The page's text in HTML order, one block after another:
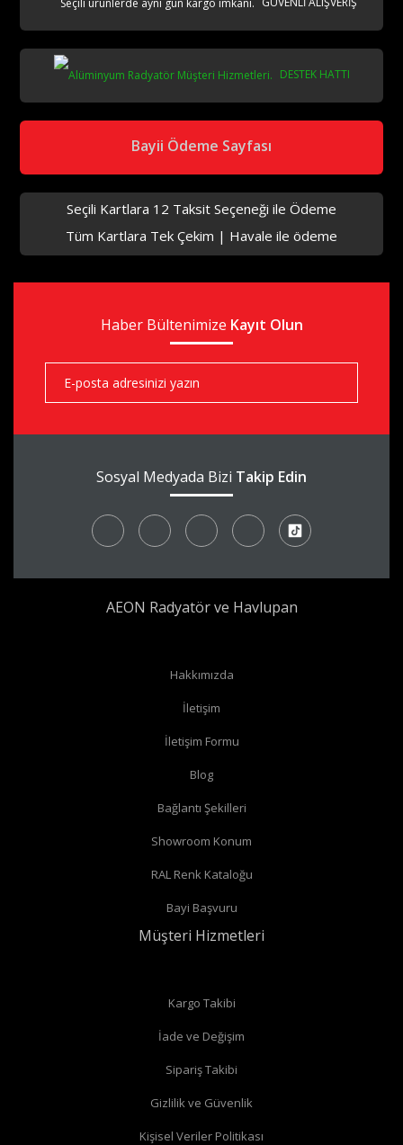
DESTEK HATTI
Bayii Ödeme Sayfası
Seçili Kartlara 12 Taksit Seçeneği ile Ödeme
Tüm Kartlara Tek Çekim | Havale ile ödeme
Haber Bültenimize Kayıt Olun
Sosyal Medyada Bizi Takip Edin
AEON Radyatör ve Havlupan
Hakkımızda
İletişim
İletişim Formu
Blog
Bağlantı Şekilleri
Showroom Konum
RAL Renk Kataloğu
Bayi Başvuru
Müşteri Hizmetleri
Kargo Takibi
İade ve Değişim
Sipariş Takibi
Gizlilik ve Güvenlik
Kişisel Veriler Politikası